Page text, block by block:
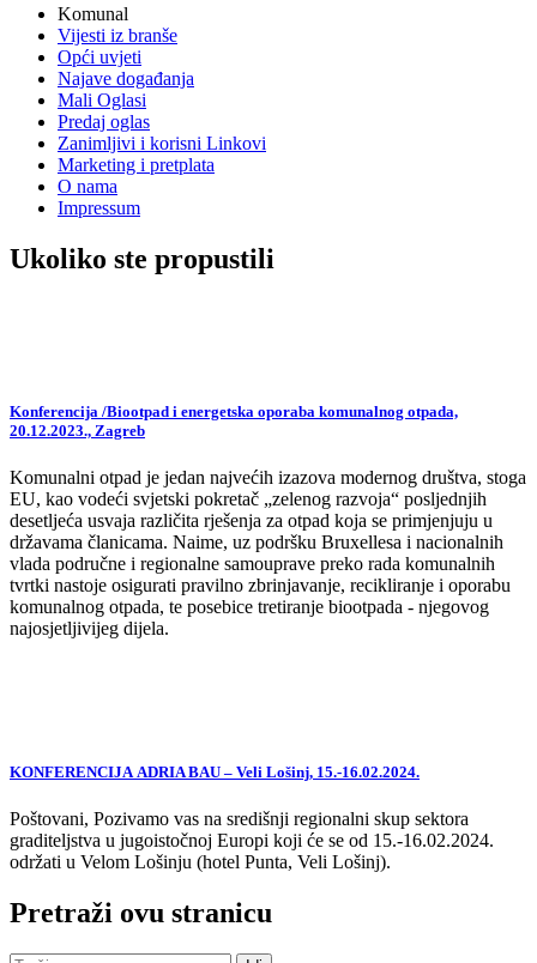
Komunal
Vijesti iz branše
Opći uvjeti
Najave događanja
Mali Oglasi
Predaj oglas
Zanimljivi i korisni Linkovi
Marketing i pretplata
O nama
Impressum
Ukoliko ste propustili
Konferencija /Biootpad i energetska oporaba komunalnog otpada,
20.12.2023., Zagreb
Komunalni otpad je jedan najvećih izazova modernog društva, stoga
EU, kao vodeći svjetski pokretač „zelenog razvoja“ posljednjih
desetljeća usvaja različita rješenja za otpad koja se primjenjuju u
državama članicama. Naime, uz podršku Bruxellesa i nacionalnih
vlada područne i regionalne samouprave preko rada komunalnih
tvrtki nastoje osigurati pravilno zbrinjavanje, recikliranje i oporabu
komunalnog otpada, te posebice tretiranje biootpada - njegovog
najosjetljivijeg dijela.
KONFERENCIJA ADRIA BAU – Veli Lošinj, 15.-16.02.2024.
Poštovani, Pozivamo vas na središnji regionalni skup sektora
graditeljstva u jugoistočnoj Europi koji će se od 15.-16.02.2024.
održati u Velom Lošinju (hotel Punta, Veli Lošinj).
Pretraži ovu stranicu